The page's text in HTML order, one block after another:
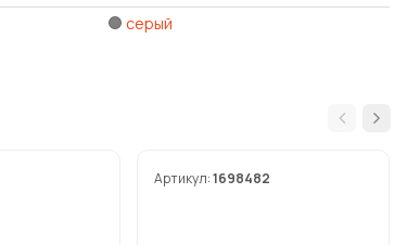
серый
Артикул:1698482